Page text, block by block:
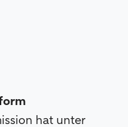
hat unter